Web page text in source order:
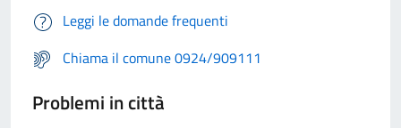
Leggi le domande frequenti
Chiama il comune 0924/909111
Problemi in città